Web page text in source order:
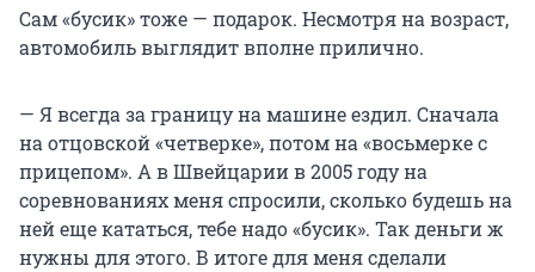
Сам «бусик» тоже — подарок. Несмотря на возраст,
автомобиль выглядит вполне прилично.
— Я всегда за границу на машине ездил. Сначала
на отцовской «четверке», потом на «восьмерке с
прицепом». А в Швейцарии в 2005 году на
соревнованиях меня спросили, сколько будешь на
ней еще кататься, тебе надо «бусик». Так деньги ж
нужны для этого. В итоге для меня сделали